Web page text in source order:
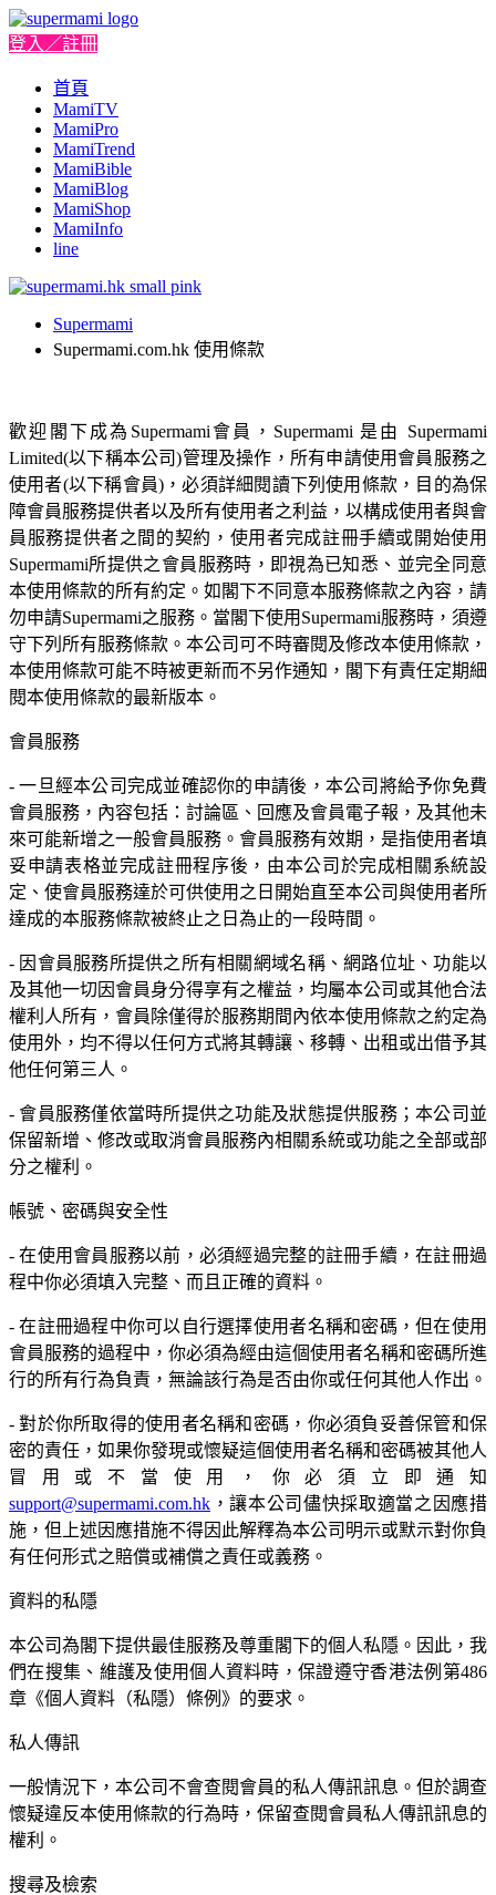
登入／註冊
首頁
MamiTV
MamiPro
MamiTrend
MamiBible
MamiBlog
MamiShop
MamiInfo
line
Supermami
Supermami.com.hk 使用條款
歡迎閣下成為Supermami會員，Supermami 是由 Supermami
Limited(以下稱本公司)管理及操作，所有申請使用會員服務之
使用者(以下稱會員)，必須詳細閱讀下列使用條款，目的為保
障會員服務提供者以及所有使用者之利益，以構成使用者與會
員服務提供者之間的契約，使用者完成註冊手續或開始使用
Supermami所提供之會員服務時，即視為已知悉、並完全同意
本使用條款的所有約定。如閣下不同意本服務條款之內容，請
勿申請Supermami之服務。當閣下使用Supermami服務時，須遵
守下列所有服務條款。本公司可不時審閱及修改本使用條款，
本使用條款可能不時被更新而不另作通知，閣下有責任定期細
閱本使用條款的最新版本。
會員服務
- 一旦經本公司完成並確認你的申請後，本公司將給予你免費
會員服務，內容包括：討論區、回應及會員電子報，及其他未
來可能新增之一般會員服務。會員服務有效期，是指使用者填
妥申請表格並完成註冊程序後，由本公司於完成相關系統設
定、使會員服務達於可供使用之日開始直至本公司與使用者所
達成的本服務條款被終止之日為止的一段時間。
- 因會員服務所提供之所有相關網域名稱、網路位址、功能以
及其他一切因會員身分得享有之權益，均屬本公司或其他合法
權利人所有，會員除僅得於服務期間內依本使用條款之約定為
使用外，均不得以任何方式將其轉讓、移轉、出租或出借予其
他任何第三人。
- 會員服務僅依當時所提供之功能及狀態提供服務；本公司並
保留新增、修改或取消會員服務內相關系統或功能之全部或部
分之權利。
帳號、密碼與安全性
- 在使用會員服務以前，必須經過完整的註冊手續，在註冊過
程中你必須填入完整、而且正確的資料。
- 在註冊過程中你可以自行選擇使用者名稱和密碼，但在使用
會員服務的過程中，你必須為經由這個使用者名稱和密碼所進
行的所有行為負責，無論該行為是否由你或任何其他人作出。
- 對於你所取得的使用者名稱和密碼，你必須負妥善保管和保
密的責任，如果你發現或懷疑這個使用者名稱和密碼被其他人
冒用或不當使用，你必須立即通知
support@supermami.com.hk ，讓本公司儘快採取適當之因應措
施，但上述因應措施不得因此解釋為本公司明示或默示對你負
有任何形式之賠償或補償之責任或義務。
資料的私隱
本公司為閣下提供最佳服務及尊重閣下的個人私隱。因此，我
們在搜集、維護及使用個人資料時，保證遵守香港法例第486
章《個人資料（私隱）條例》的要求。
私人傳訊
一般情況下，本公司不會查閱會員的私人傳訊訊息。但於調查
懷疑違反本使用條款的行為時，保留查閱會員私人傳訊訊息的
權利。
搜尋及檢索